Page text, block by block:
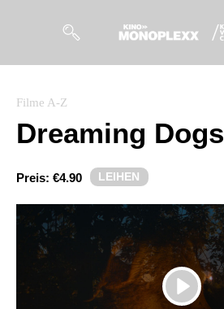
Magazin
Kuratierungen
So geht’s
Filmpakete
Filme A-Z
Dreaming Dogs
Preis: €4.90 LEIHEN
PLAY